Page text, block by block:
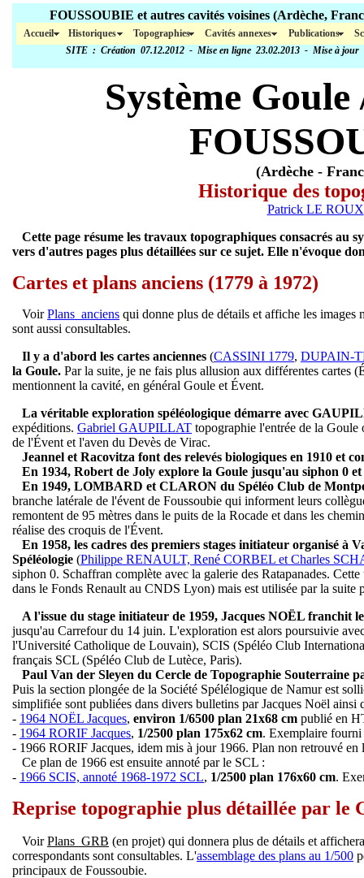
FOUSSOUBIE et autres cavités voisines
Accueil Historiques Topographies Cavités annexes Publications
SITE : Création 07.12.2012 - Mise en ligne 23.02.2013 - Mise à jour
Système
(Ardèche -
Historique des
Patrick LE ROUX
Cette page résume les travaux topographiques consacrés au
vers d'autres pages plus détaillées sur ce sujet. Elle n'évoque
Cartes et plans anciens (1779 à 1972)
VoirPlans_anciens qui donne plus de détails et affiche les images
sont aussi consultables.
Il y a d'abord les cartes anciennes (CASSINI 1779, DUPAIN-
la Goule. Par la suite, je ne fais plus allusion aux différentes cartes
mentionnent la cavité, en général Goule et Évent.
La véritable exploration spéléologique démarre avec
expéditions. Gabriel GAUPILLAT topographie l'entrée de la
de l'Évent et l'aven du Devès de Virac.
Jeannel et Racovitza font des relevés biologiques en 1910 et
En 1934, Robert de Joly explore la Goule jusqu'au siphon 0
En 1949, LOMBARD et CLARON du Spéléo Club de
branche latérale de l'évent de Foussoubie qui informent leurs
remontent de 95 mètres dans le puits de la Rocade et dans les
réalise des croquis de l'Évent.
En 1958, les cadres des premiers stages initiateur organisé
Spéléologie (Philippe RENAULT, René CORBEL et Charles
siphon 0. Schaffran complète avec la galerie des Ratapanades.
dans le Fonds Renault au CNDS Lyon) mais est utilisée par la suite
A l'issue du stage initiateur de 1959, Jacques NOËL franchit
jusqu'au Carrefour du 14 juin. L'exploration est alors poursuivie
l'Université Catholique de Louvain), SCIS (Spéléo Club
français SCL (Spéléo Club de Lutèce, Paris).
Paul Van der Sleyen du Cercle de Topographie Souterraine
Puis la section plongée de la Société Spélélogique de Namur est
simplifiée sont publiées dans divers bulletins par Jacques Noël
- 1964 NOËL Jacques, environ 1/6500 plan 21x68 cm publié en
- 1964 RORIF Jacques, 1/2500 plan 175x62 cm. Exemplaire
- 1966 RORIF Jacques, idem mis à jour 1966. Plan non retrouvé en
Ce plan de 1966 est ensuite annoté par le SCL :
- 1966 SCIS, annoté 1968-1972 SCL, 1/2500 plan 176x60 cm.
Reprise topographie plus détaillée par le
VoirPlans_GRB (en projet) qui donnera plus de détails et
correspondants sont consultables. L'assemblage des plans au 1/500
principaux de Foussoubie.